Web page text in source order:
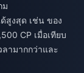
ม
สูงสุด เช่น ของ
CP เมื่อเทียบ
ามากกว่าและ